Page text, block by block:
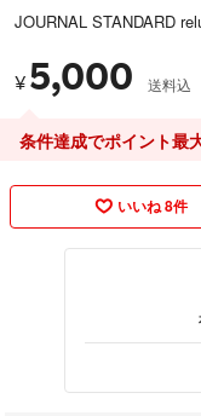
JOURNAL STANDARD
¥ 5,000 送料込
条件達成でポイント最
いいね 8件